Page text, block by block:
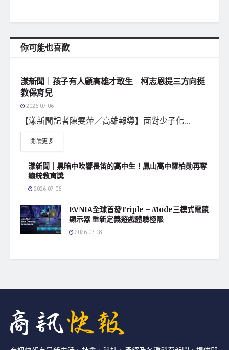
你可能也喜歡
漾新聞｜孩子有人顧高雄才敢生 柯志恩提三方向挺
教保育兒
2026-07-06
【漾新聞記者陳雯萍／高雄報導】面對少子化...
閱讀更多
漾新聞｜黑暗中吹響長笛的高中生！鳳山高中羅柏勛再奪
總統教育獎
2026-07-06
EVNIA全球首發Triple – Mode三模式電競
顯示器 重新定義遊戲體驗極限
2026-07-08